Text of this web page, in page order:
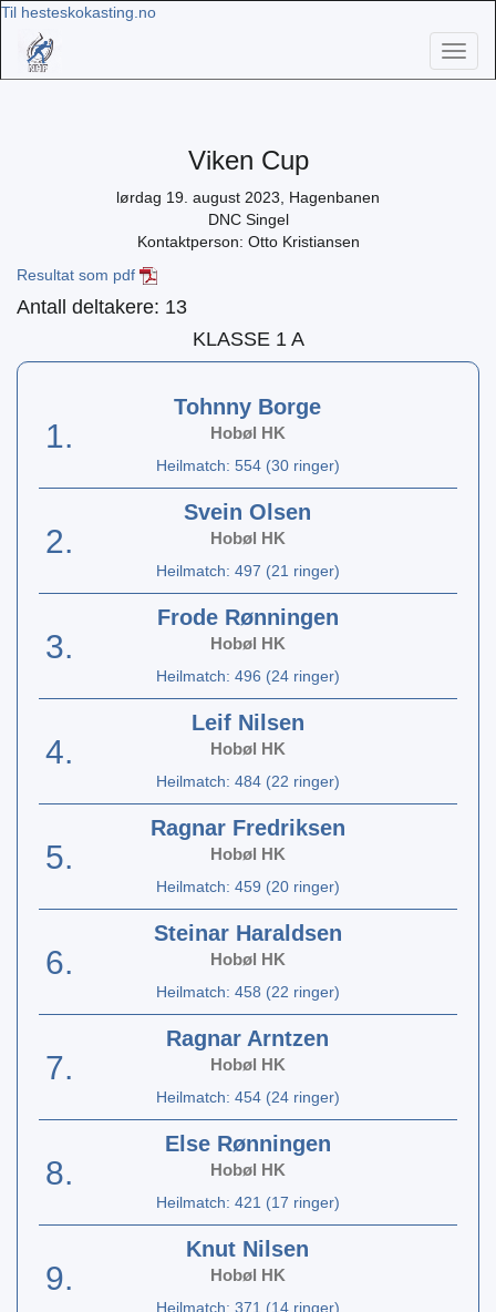
Til hesteskokasting.no
Viken Cup
lørdag 19. august 2023, Hagenbanen
DNC Singel
Kontaktperson: Otto Kristiansen
Resultat som pdf
Antall deltakere: 13
KLASSE 1 A
1.
Tohnny Borge
Hobøl HK
Heilmatch: 554 (30 ringer)
2.
Svein Olsen
Hobøl HK
Heilmatch: 497 (21 ringer)
3.
Frode Rønningen
Hobøl HK
Heilmatch: 496 (24 ringer)
4.
Leif Nilsen
Hobøl HK
Heilmatch: 484 (22 ringer)
5.
Ragnar Fredriksen
Hobøl HK
Heilmatch: 459 (20 ringer)
6.
Steinar Haraldsen
Hobøl HK
Heilmatch: 458 (22 ringer)
7.
Ragnar Arntzen
Hobøl HK
Heilmatch: 454 (24 ringer)
8.
Else Rønningen
Hobøl HK
Heilmatch: 421 (17 ringer)
9.
Knut Nilsen
Hobøl HK
Heilmatch: 371 (14 ringer)